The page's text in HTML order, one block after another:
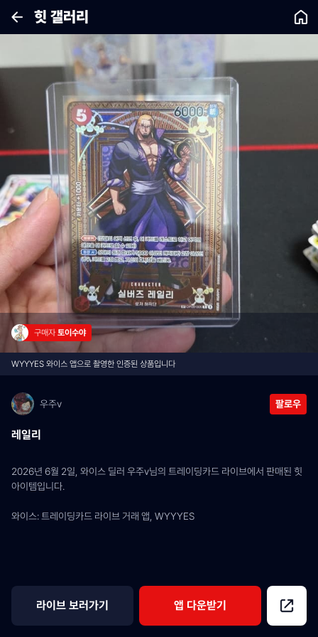
힛 갤러리
구매자 토이수야
WYYYES 와이스 앱으로 촬영한 인증된 상품입니다
우주v 팔로우
레일리
2026년 6월 2일, 와이스 딜러 우주v님의 트레이딩카드 라이브에서 판매된 힛
아이템입니다.
와이스: 트레이딩카드 라이브 거래 앱, WYYYES
라이브 보러가기 앱 다운받기